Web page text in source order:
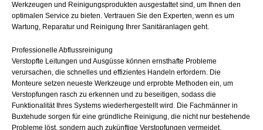
Werkzeugen und Reinigungsprodukten ausgestattet sind, um Ihnen den
optimalen Service zu bieten. Vertrauen Sie den Experten, wenn es um
Wartung, Reparatur und Reinigung Ihrer Sanitäranlagen geht.
Professionelle Abflussreinigung
Verstopfte Leitungen und Ausgüsse können ernsthafte Probleme
verursachen, die schnelles und effizientes Handeln erfordern. Die
Monteure setzen neueste Werkzeuge und erprobte Methoden ein, um
Verstopfungen rasch zu erkennen und zu beseitigen, sodass die
Funktionalität Ihres Systems wiederhergestellt wird. Die Fachmänner in
Buxtehude sorgen für eine gründliche Reinigung, die nicht nur bestehende
Probleme löst, sondern auch zukünftige Verstopfungen vermeidet.